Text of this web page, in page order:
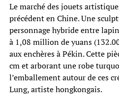
Le marché des jouets
précédent en Chine. Une
personnage hybride entre
à 1,08 million de yuans
aux enchères à Pékin. Cette
cm et arborant une robe
l’emballement autour de ces
Lung, artiste hongkongais.